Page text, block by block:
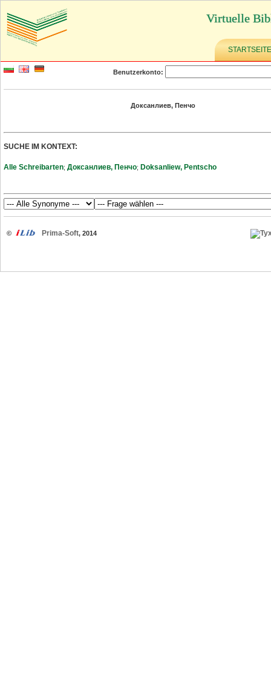
Virtuelle
STARTSEITE
Benutzerkonto:
Доксанлиев, Пенчо
SUCHE IM KONTEXT:
Alle Schreibarten; Доксанлиев, Пенчо; Doksanliew, Pentscho
© Prima-Soft, 2014